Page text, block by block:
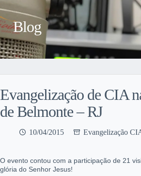
Blog
Evangelização de CIA
de Belmonte – RJ
10/04/2015 Evangelização
O evento contou com a participação de 21
glória do Senhor Jesus!